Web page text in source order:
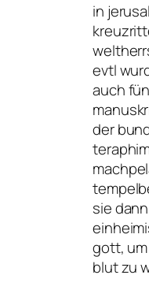
in
evtl
auch
der
sie
gott,
blut zu